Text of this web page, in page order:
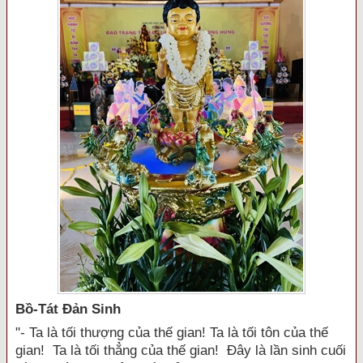
Bồ-Tát Đản Sinh
"- Ta là tối thượng của thế gian! Ta là tối tôn của thế
gian! Ta là tối thẳng của thế gian! Đây là lần sinh cuối